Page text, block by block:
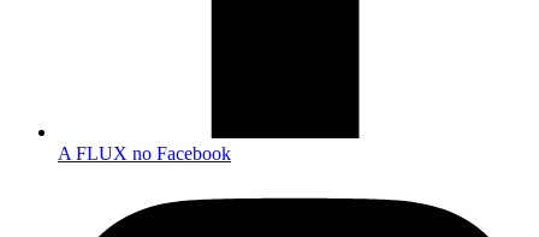
A FLUX no Facebook